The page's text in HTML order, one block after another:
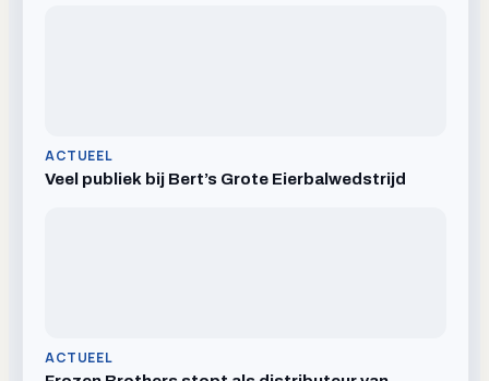
ACTUEEL
Veel publiek bij Bert’s Grote Eierbalwedstrijd
ACTUEEL